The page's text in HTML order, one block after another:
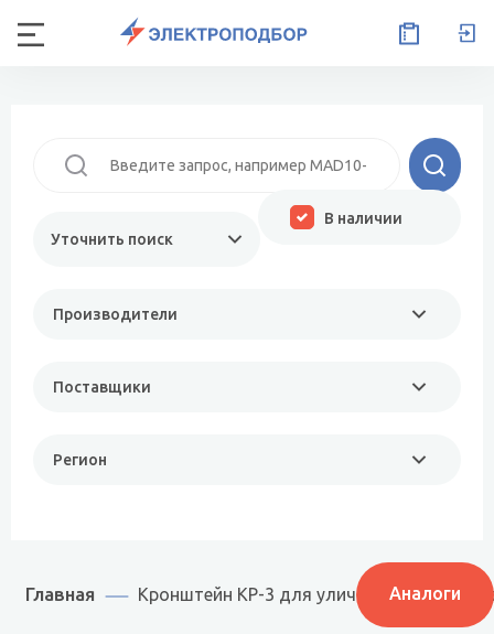
Уточнить поиск
Производители
Поставщики
Регион
В наличии
Главная Кронштейн КР-3 для уличногоАналоги